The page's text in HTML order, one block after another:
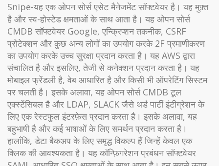
Snipe-यह एक ओपन सोर्स एसेट मैनेजमेंट सॉफ्टवेयर है। यह मुफ़्त
है और स्व-होस्टेड क्षमताओं के साथ आता है। यह ओपन सोर्स
CMDB सॉफ्टवेयर Google, एन्क्रिप्शन तकनीक, CSRF
प्रोटेक्शन और कुछ अन्य लोगों का उपयोग करके 2F प्रमाणीकरण
का उपयोग करके उच्च सुरक्षा प्रदान करता है। यह AWS द्वारा
संचालित है और इसलिए, तेजी से कनेक्शन प्रदान करता है। यह
मोबाइल फ्रेंडली है, वेब आधारित है और किसी भी ऑपरेटिंग सिस्टम
पर चलती है। इसके अलावा, यह ओपन सोर्स CMDB टूल
एक्स्टेंसिबल है और LDAP, SLACK जैसे थर्ड पार्टी इंटीग्रेशन के
लिए एक रेस्टफुल इंटरफ़ेस प्रदान करता है। इसके अलावा, यह
बहुभाषी है और कई भाषाओं के लिए समर्थन प्रदान करता है।
हालाँकि, डेटा बैकअप के लिए समृद्ध विकल्प हैं जिन्हें केवल एक
क्लिक की आवश्यकता है। यह कॉन्फ़िगरेशन प्रबंधन सॉफ्टवेयर